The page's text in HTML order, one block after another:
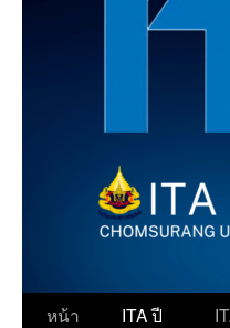
ข้าม
หน้า
ITA ปี